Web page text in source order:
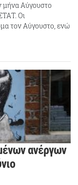
μήνα Αύγουστο
Οι
τον Αύγουστο, ενώ
ανέργων